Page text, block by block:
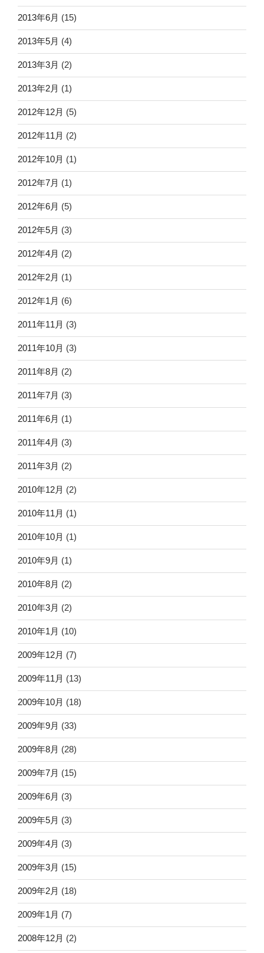
2013年6月 (15)
2013年5月 (4)
2013年3月 (2)
2013年2月 (1)
2012年12月 (5)
2012年11月 (2)
2012年10月 (1)
2012年7月 (1)
2012年6月 (5)
2012年5月 (3)
2012年4月 (2)
2012年2月 (1)
2012年1月 (6)
2011年11月 (3)
2011年10月 (3)
2011年8月 (2)
2011年7月 (3)
2011年6月 (1)
2011年4月 (3)
2011年3月 (2)
2010年12月 (2)
2010年11月 (1)
2010年10月 (1)
2010年9月 (1)
2010年8月 (2)
2010年3月 (2)
2010年1月 (10)
2009年12月 (7)
2009年11月 (13)
2009年10月 (18)
2009年9月 (33)
2009年8月 (28)
2009年7月 (15)
2009年6月 (3)
2009年5月 (3)
2009年4月 (3)
2009年3月 (15)
2009年2月 (18)
2009年1月 (7)
2008年12月 (2)